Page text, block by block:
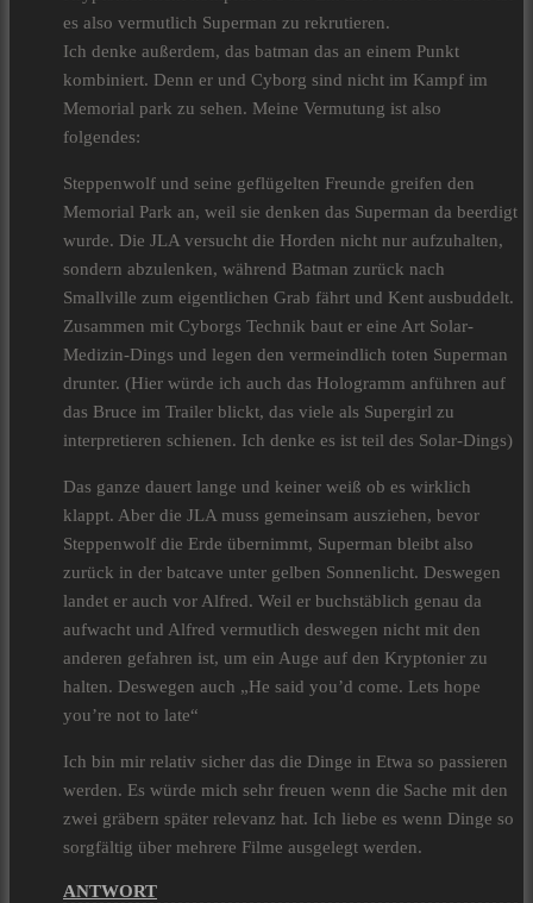
es also vermutlich Superman zu rekrutieren.
Ich denke außerdem, das batman das an einem Punkt
kombiniert. Denn er und Cyborg sind nicht im Kampf im
Memorial park zu sehen. Meine Vermutung ist also
folgendes:
Steppenwolf und seine geflügelten Freunde greifen den
Memorial Park an, weil sie denken das Superman da beerdigt
wurde. Die JLA versucht die Horden nicht nur aufzuhalten,
sondern abzulenken, während Batman zurück nach
Smallville zum eigentlichen Grab fährt und Kent ausbuddelt.
Zusammen mit Cyborgs Technik baut er eine Art Solar-
Medizin-Dings und legen den vermeindlich toten Superman
drunter. (Hier würde ich auch das Hologramm anführen auf
das Bruce im Trailer blickt, das viele als Supergirl zu
interpretieren schienen. Ich denke es ist teil des Solar-Dings)
Das ganze dauert lange und keiner weiß ob es wirklich
klappt. Aber die JLA muss gemeinsam ausziehen, bevor
Steppenwolf die Erde übernimmt, Superman bleibt also
zurück in der batcave unter gelben Sonnenlicht. Deswegen
landet er auch vor Alfred. Weil er buchstäblich genau da
aufwacht und Alfred vermutlich deswegen nicht mit den
anderen gefahren ist, um ein Auge auf den Kryptonier zu
halten. Deswegen auch „He said you’d come. Lets hope
you’re not to late“
Ich bin mir relativ sicher das die Dinge in Etwa so passieren
werden. Es würde mich sehr freuen wenn die Sache mit den
zwei gräbern später relevanz hat. Ich liebe es wenn Dinge so
sorgfältig über mehrere Filme ausgelegt werden.
ANTWORT